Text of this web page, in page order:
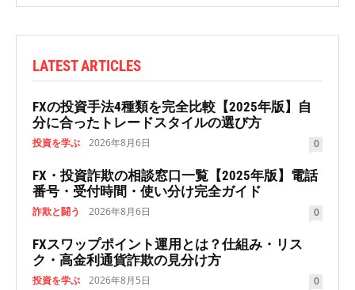
LATEST ARTICLES
FXの投資手法4種類を完全比較【2025年版】自
分に合ったトレードスタイルの選び方
投資を学ぶ 2026年8月6日 0
FX・投資詐欺の相談窓口一覧【2025年版】電話
番号・受付時間・使い分け完全ガイド
詐欺と闘う 2026年8月6日 0
FXスワップポイント運用とは？仕組み・リス
ク・高金利通貨詐欺の見分け方
投資を学ぶ 2026年8月5日 0